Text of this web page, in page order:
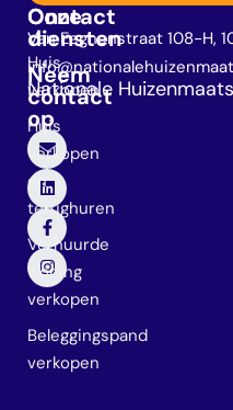
Neem
contact
op
Onze
diensten
Huis
verkopen
Huis
verkopen
en
terughuren
Verhuurde
woning
verkopen
Beleggingspand
verkopen
Contact
Van Eeghenstraat 108-H,
Nationale